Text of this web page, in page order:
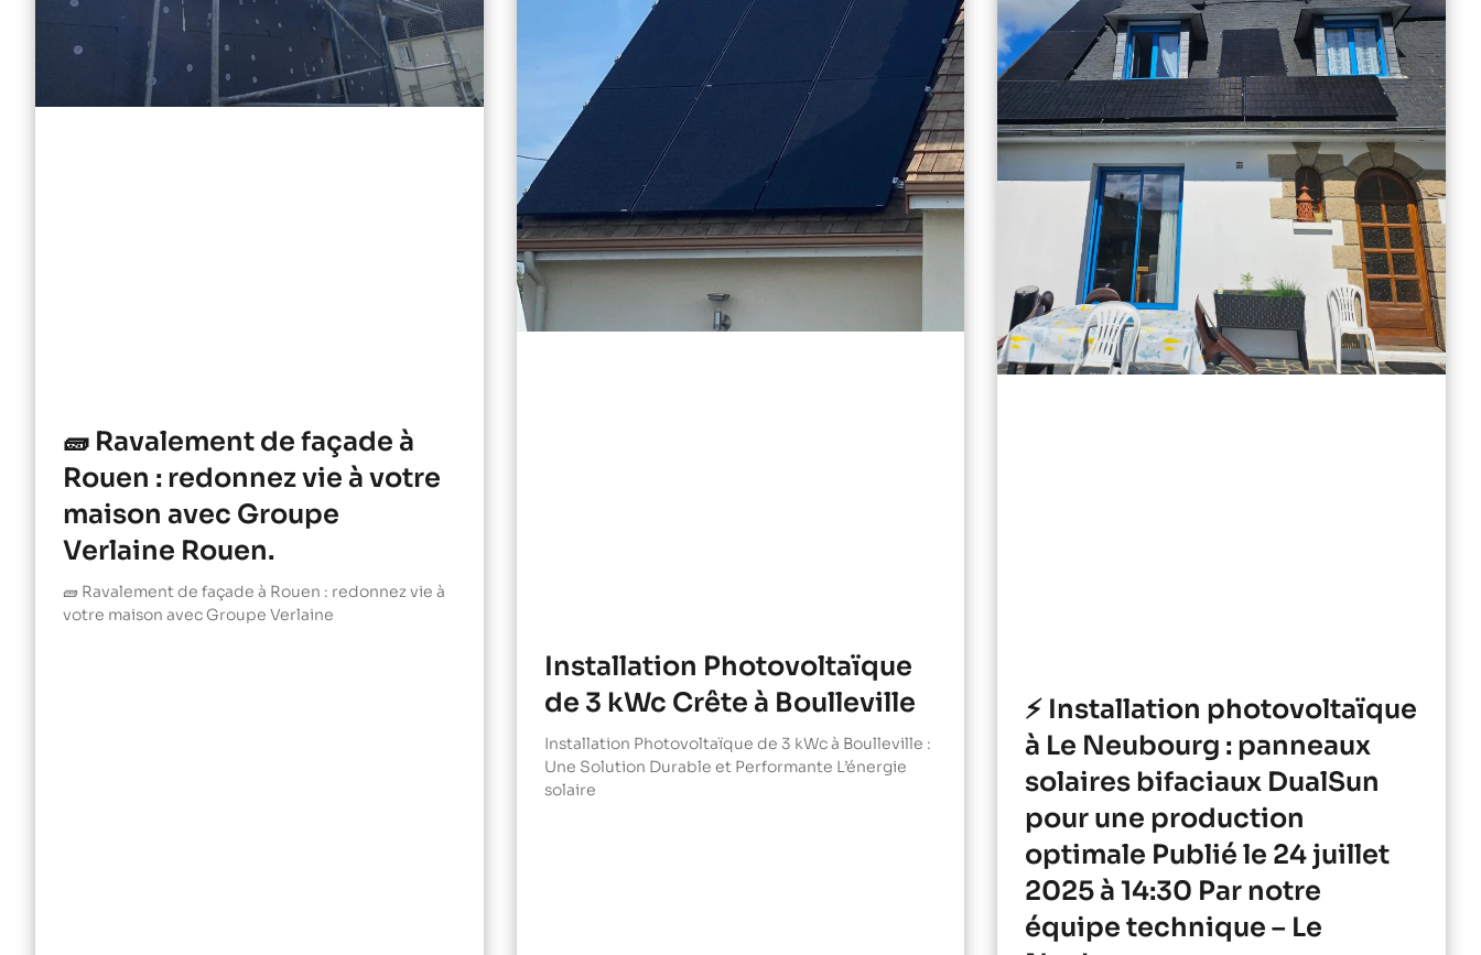
🧱 Ravalement de façade à
Rouen : redonnez vie à votre
maison avec Groupe
Verlaine Rouen.
🧱 Ravalement de façade à Rouen : redonnez vie à
votre maison avec Groupe Verlaine
Installation Photovoltaïque
de 3 kWc Crête à Boulleville
Installation Photovoltaïque de 3 kWc à Boulleville :
Une Solution Durable et Performante L’énergie
solaire
⚡ Installation photovoltaïque
à Le Neubourg : panneaux
solaires bifaciaux DualSun
pour une production
optimale Publié le 24 juillet
2025 à 14:30 Par notre
équipe technique – Le